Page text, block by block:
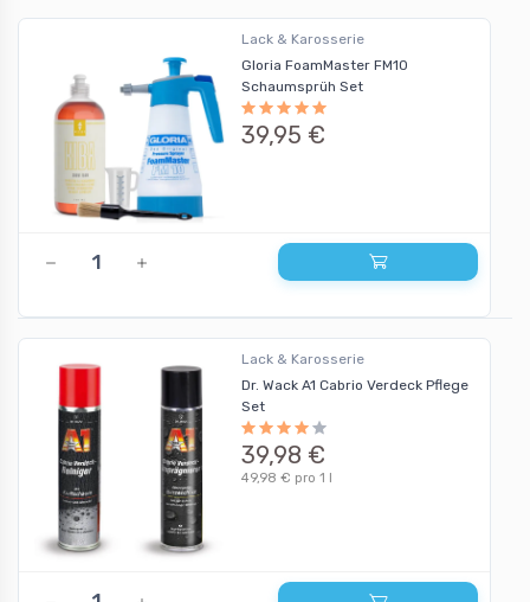
Lack & Karosserie
Gloria FoamMaster FM10
Schaumsprüh Set
39,95 €
Lack & Karosserie
Dr. Wack A1 Cabrio Verdeck Pflege
Set
39,98 €
49,98 € pro 1 l